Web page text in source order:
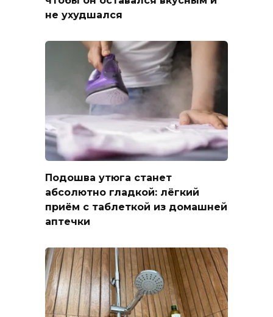
не ухудшался
Подошва утюга станет
абсолютно гладкой: лёгкий
приём с таблеткой из домашней
аптечки